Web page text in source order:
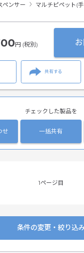
ペンサー
マルチピペット(
円 (税別)
共有する
チェックした製品を
せ 一括共有
1
条件の変更・絞り込